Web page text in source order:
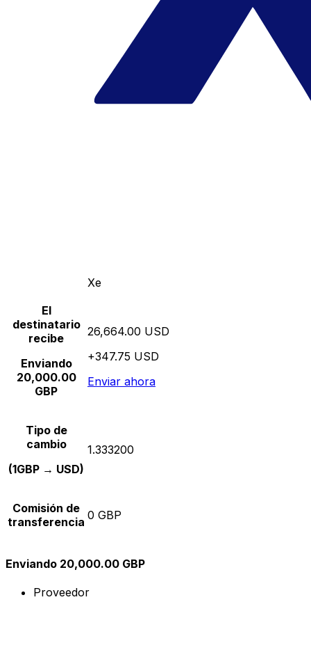
Xe
El
destinatario
recibe
Enviando
20,000.00
GBP
26,664.00 USD
+347.75 USD
Enviar ahora
Tipo de
cambio
(1GBP → USD)
1.333200
Comisión de
transferencia 0 GBP
Enviando 20,000.00 GBP
Proveedor